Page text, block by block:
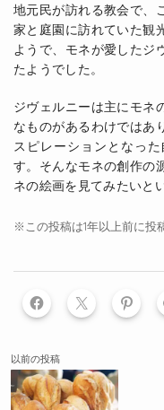
地元民が訪れる教会で、
家と庭園に訪れていた観
ようで、モネが愛したジ
たようでした。
ジヴェルニーは主にモネ
なものがあるわけではあ
スピレーションとなっ
す。そんなモネの創作の
ネの絵画を見てみたいと
※この投稿は1年以上前に投
以前の投稿